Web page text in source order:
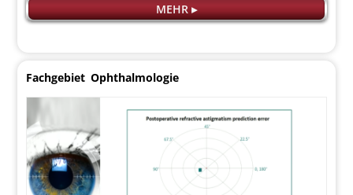
MEHR ▸
Fachgebiet Ophthalmologie